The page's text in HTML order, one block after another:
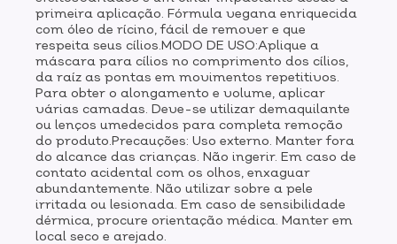
primeira aplicação. Fórmula vegana enriquecida
com óleo de rícino, fácil de remover e que
respeita seus cílios.MODO DE USO:Aplique a
máscara para cílios no comprimento dos cílios,
da raíz as pontas em movimentos repetitivos.
Para obter o alongamento e volume, aplicar
várias camadas. Deve-se utilizar demaquilante
ou lenços umedecidos para completa remoção
do produto.Precauções: Uso externo. Manter fora
do alcance das crianças. Não ingerir. Em caso de
contato acidental com os olhos, enxaguar
abundantemente. Não utilizar sobre a pele
irritada ou lesionada. Em caso de sensibilidade
dérmica, procure orientação médica. Manter em
local seco e arejado.